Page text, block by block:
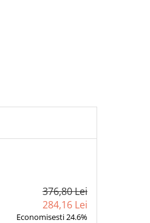
376,80 Lei
284,16 Lei
Economisesti 24.6%